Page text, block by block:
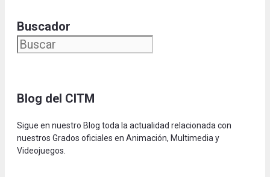
Buscador
Blog del CITM
Sigue en nuestro Blog toda la actualidad relacionada con
nuestros Grados oficiales en Animación, Multimedia y
Videojuegos.